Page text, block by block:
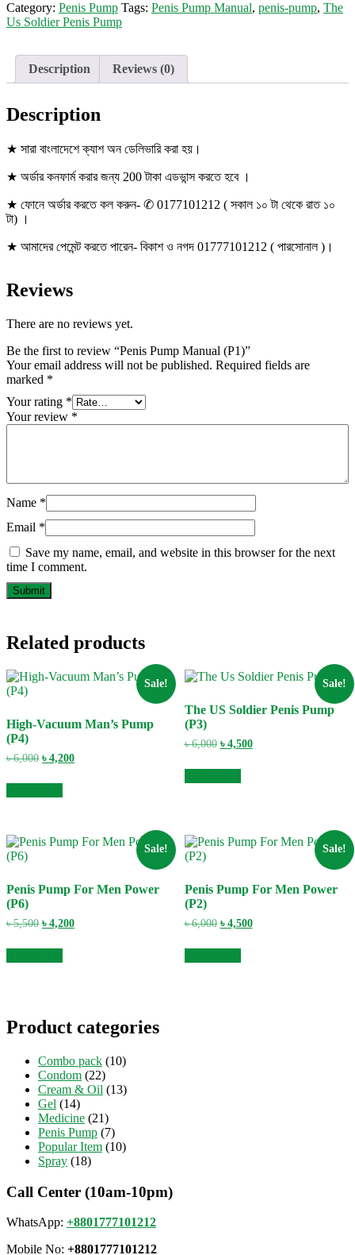
(P1)
quantity
Category: Penis Pump Tags: Penis Pump Manual, penis-pump, The
Us Soldier Penis Pump
Description Reviews (0)
Description
★ সারা বাংলাদেশে ক্যাশ অন ডেলিভারি করা হয়।
★ অর্ডার কনফার্ম করার জন্য 200 টাকা এডভান্স করতে হবে ।
★ ফোনে অর্ডার করতে কল করুন- ✆ 0177101212 ( সকাল ১০ টা থেকে রাত ১০
টা) ।
★ আমাদের পেমেন্ট করতে পারেন- বিকাশ ও নগদ 01777101212 ( পারসোনাল )।
Reviews
There are no reviews yet.
Be the first to review “Penis Pump Manual (P1)”
Your email address will not be published. Required fields are
marked *
Your rating *
Your review *
Name *
Email *
Save my name, email, and website in this browser for the next
time I comment.
Related products
Sale!
High-Vacuum Man’s Pump
(P4)
৳6,000 Original
was:
৳ 6,000.
৳ 4,200Current
Sale!
The US Soldier Penis Pump
(P3)
৳6,000 Original
was:
৳ 6,000.
৳ 4,500Current
Sale!
Penis Pump For Men Power
(P6)
৳5,500 Original
was:
৳ 5,500.
৳ 4,200Current
Sale!
Penis Pump For Men Power
(P2)
৳6,000 Original
was:
৳ 6,000.
৳ 4,500Current
Product categories
Combo pack (10)
Condom (22)
Cream & Oil (13)
Gel (14)
Medicine (21)
Penis Pump (7)
Popular Item (10)
Spray (18)
Call Center (10am-10pm)
WhatsApp: +8801777101212
Mobile No: +8801777101212